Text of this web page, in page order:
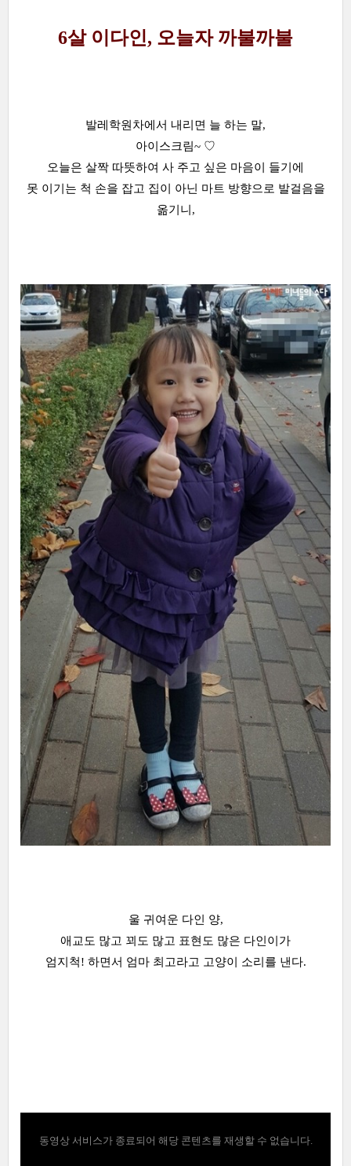
6살 이다인, 오늘자 까불까불
발레학원차에서 내리면 늘 하는 말,
아이스크림~ ♡
오늘은 살짝 따뜻하여 사 주고 싶은 마음이 들기에
못 이기는 척 손을 잡고 집이 아닌 마트 방향으로 발걸음을
옮기니,
울 귀여운 다인 양,
애교도 많고 꾀도 많고 표현도 많은 다인이가
엄지척! 하면서 엄마 최고라고 고양이 소리를 낸다.
동영상 서비스가 종료되어 해당 콘텐츠를 재생할 수 없습니다.